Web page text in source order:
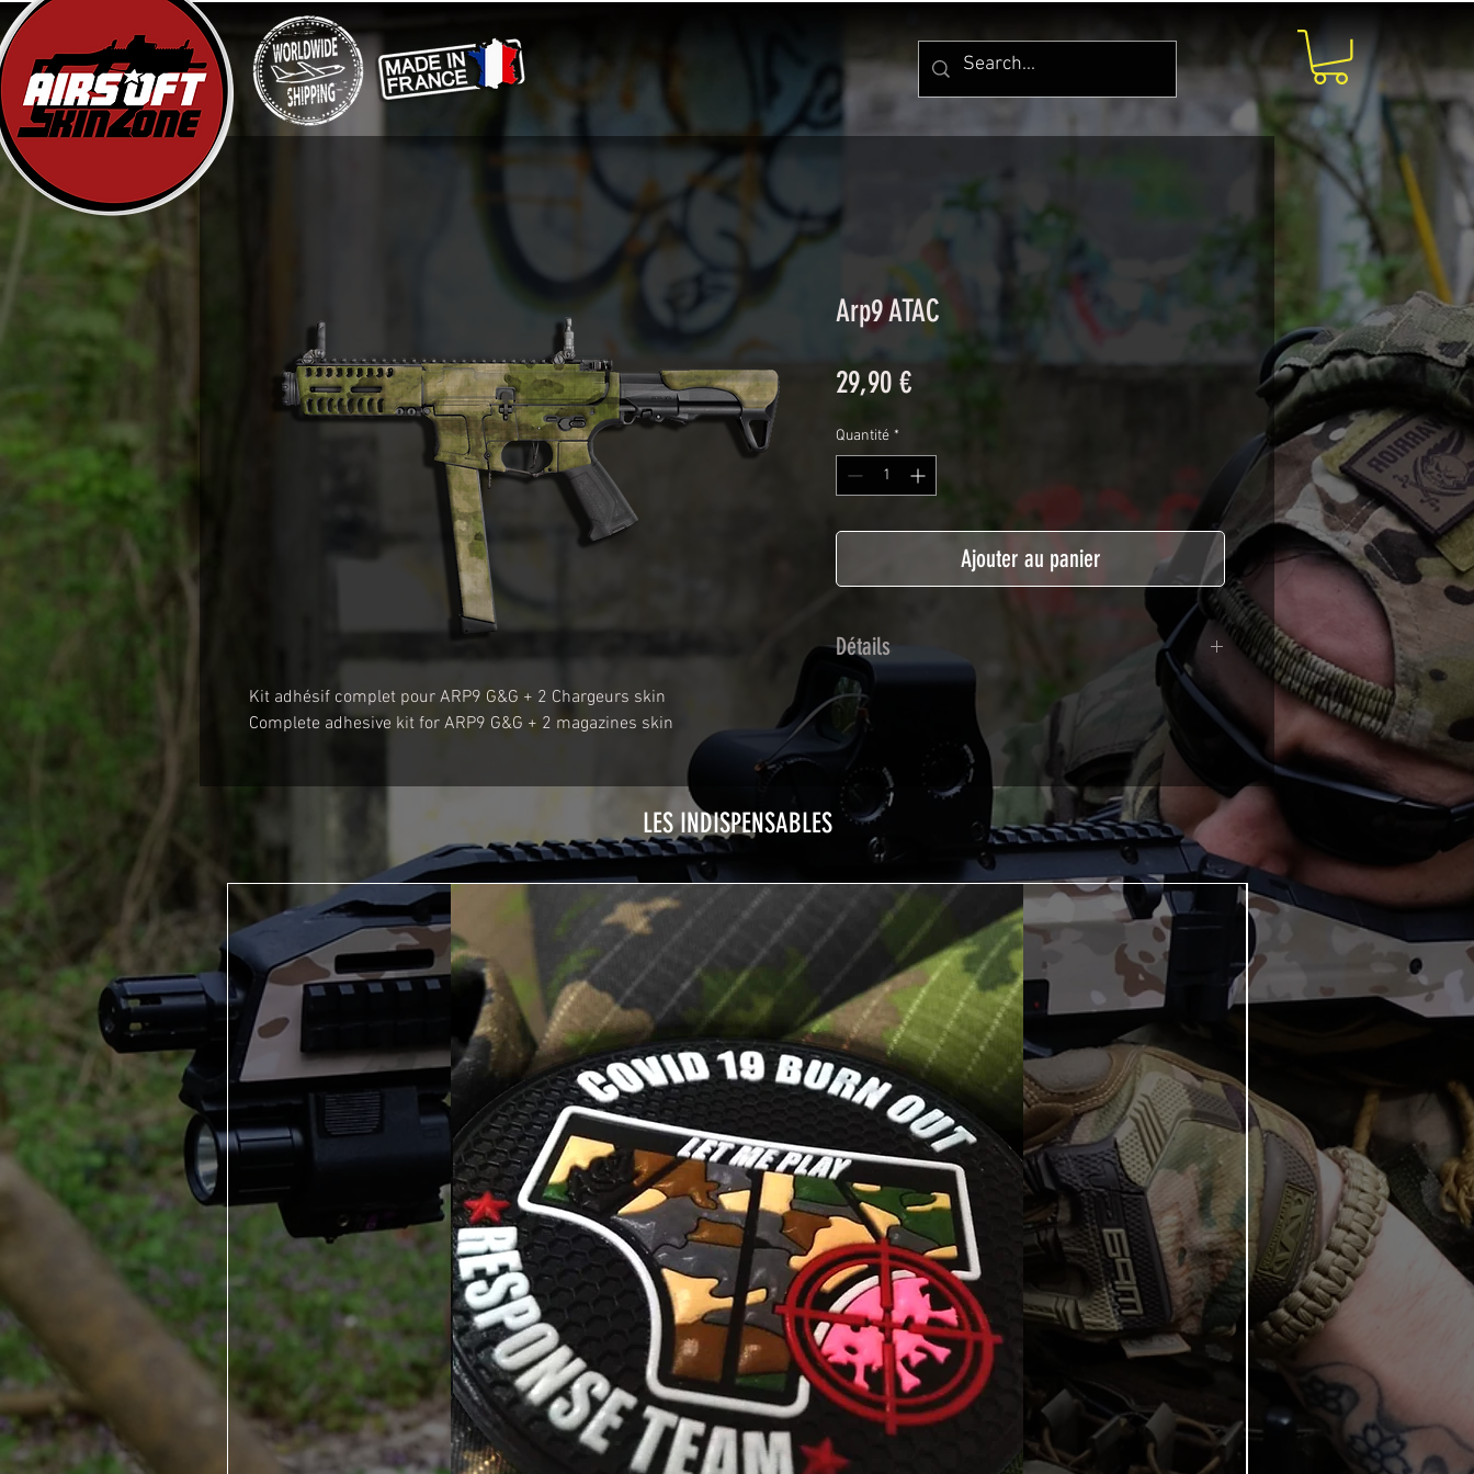
Kit adhésif complet pour ARP9 G&G + 2 Chargeurs skin
Complete adhesive kit for ARP9 G&G + 2 magazines skin
Arp9 ATAC
29,90 €Prix
Quantité *
Ajouter au panier
Détails
Adhésif de type polymère calandré recouvert d'une
plastification protègeant des UV et des rayures.
Utilisé initialement pour le marquage de véhicule,
les adhésifs AirsoftSkinZone offrent une grande
durabilité et résistent aux intempéries.
Nettoyer sa réplique à l'aide d'un produit alcoolisé
avant toute installation est indispensable. Un
décapeur thermique ou un sèche cheveux sera
nécessaire à l'installation de votre Skin. Voir la
rubrique
TUTOS / VIDEOS
LES INDISPENSABLES